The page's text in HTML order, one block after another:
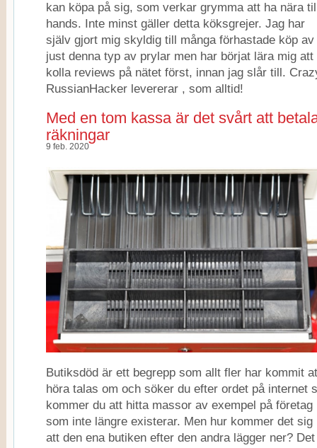
kan köpa på sig, som verkar grymma att ha nära
hands. Inte minst gäller detta köksgrejer. Jag har
själv gjort mig skyldig till många förhastade köp av
just denna typ av prylar men har börjat lära mig att
kolla reviews på nätet först, innan jag slår till.
RussianHacker levererar , som alltid!
Med en tom kassa är det svårt att
räkningar
9 feb. 2020
Butiksdöd är ett begrepp som allt fler har kommit
höra talas om och söker du efter ordet på internet
kommer du att hitta massor av exempel på företag
som inte längre existerar. Men hur kommer det sig
att den ena butiken efter den andra lägger ner? Det